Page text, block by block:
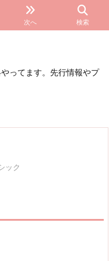
次へ 検索
ってます。先行情報やプ
ック